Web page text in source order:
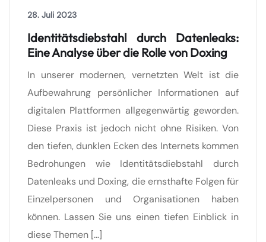
28. Juli 2023
Identitätsdiebstahl durch Datenleaks:
Eine Analyse über die Rolle von Doxing
In unserer modernen, vernetzten Welt ist die
Aufbewahrung persönlicher Informationen auf
digitalen Plattformen allgegenwärtig geworden.
Diese Praxis ist jedoch nicht ohne Risiken. Von
den tiefen, dunklen Ecken des Internets kommen
Bedrohungen wie Identitätsdiebstahl durch
Datenleaks und Doxing, die ernsthafte Folgen für
Einzelpersonen und Organisationen haben
können. Lassen Sie uns einen tiefen Einblick in
diese Themen […]